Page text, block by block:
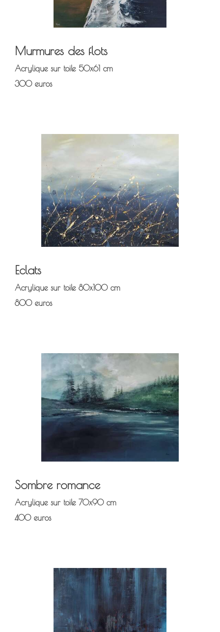
Murmures des flots
Acrylique sur toile 50x61 cm
300 euros
Eclats
Acrylique sur toile 80x100 cm
800 euros
Sombre romance
Acrylique sur toile 70x90 cm
400 euros